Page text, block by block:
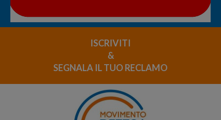
ISCRIVITI
&
SEGNALA IL TUO RECLAMO